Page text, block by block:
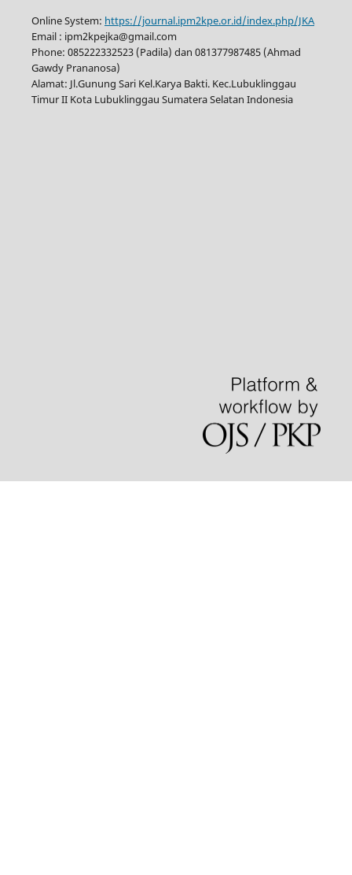
Online System: https://journal.ipm2kpe.or.id/index.php/JKA
Email : ipm2kpejka@gmail.com
Phone: 085222332523 (Padila) dan 081377987485 (Ahmad
Gawdy Prananosa)
Alamat: Jl.Gunung Sari Kel.Karya Bakti. Kec.Lubuklinggau
Timur II Kota Lubuklinggau Sumatera Selatan Indonesia